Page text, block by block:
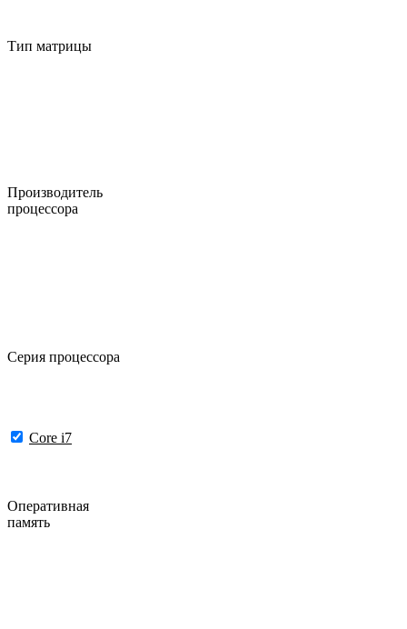
Тип матрицы
Производитель
процессора
Серия процессора
Core i7
Оперативная
память